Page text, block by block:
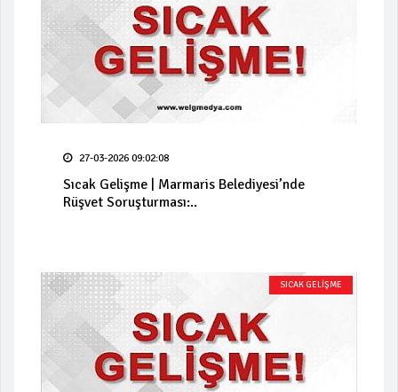
27-03-2026 09:02:08
Sıcak Gelişme | Marmaris Belediyesi’nde
Rüşvet Soruşturması:..
SICAK GELİŞME